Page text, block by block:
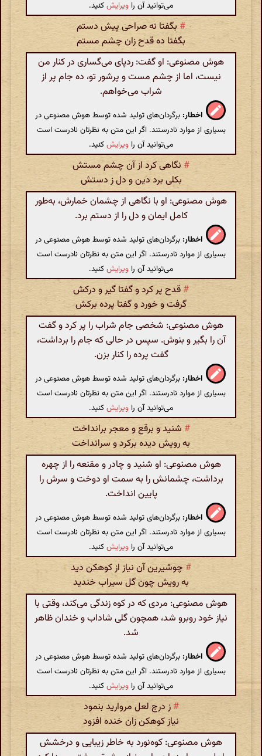
می‌توانید آن را ویرایشکنید.
# بگفتا نه صراحی پیش دستم
بگفتا ده قدح زان چشم مستم
هوش مصنوعی: او گفت: ردپای می‌گساری در کنار من
نیست، اما از چشم مست و پرشور تو، ده جام پر از
شراب می‌خواهم.
اخطار: برگردان‌های تولید شده توسط هوش مصنوعی در
بسیاری از موارد نادرستند. اگر این متن به نظرتان نادرست است
می‌توانید آن را ویرایشکنید.
# نگاهی کرد از آن چشم مستش
بکلی برد دین و دل ز دستش
هوش مصنوعی: او با نگاهی از چشمان خمارش، به‌طور
کامل ایمان و دل را از دستم برد.
اخطار: برگردان‌های تولید شده توسط هوش مصنوعی در
بسیاری از موارد نادرستند. اگر این متن به نظرتان نادرست است
می‌توانید آن را ویرایشکنید.
# قدح پر کرد و گفتا گیر و درکش
گرفت و خورد و گفتا پرده برکش
هوش مصنوعی: شخصی جام شراب را پر کرد و گفت
آن را بگیر و بنوش. سپس در حالی که جام را برداشت،
گفت پرده را کنار بزن.
اخطار: برگردان‌های تولید شده توسط هوش مصنوعی در
بسیاری از موارد نادرستند. اگر این متن به نظرتان نادرست است
می‌توانید آن را ویرایشکنید.
# شنید و برقع و معجر برانداخت
به رویش دیده برکرد و سرانداخت
هوش مصنوعی: او شنید و چادر و مقنعه را از چهره
برداشت، چشمانش را به سمت او دوخت و سرش را
پایین انداخت.
اخطار: برگردان‌های تولید شده توسط هوش مصنوعی در
بسیاری از موارد نادرستند. اگر این متن به نظرتان نادرست است
می‌توانید آن را ویرایشکنید.
#چوشیرین آن نیاز از کوهکن دید
به رویش چون گل سیراب خندید
هوش مصنوعی: مردی که در کوه زندگی می‌کند، وقتی با
نیاز خود روبرو شد، همچون گلی شاداب و خندان ظاهر
شد.
اخطار: برگردان‌های تولید شده توسط هوش مصنوعی در
بسیاری از موارد نادرستند. اگر این متن به نظرتان نادرست است
می‌توانید آن را ویرایشکنید.
#ز درج لعل مروارید بنمود
نیاز کوهکن زان خنده افزود
هوش مصنوعی: کوه‌نورد به خاطر زیبایی و درخشش